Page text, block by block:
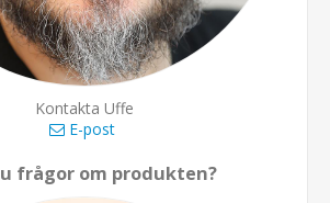
Kontakta Uffe
E-post
frågor om produkten?